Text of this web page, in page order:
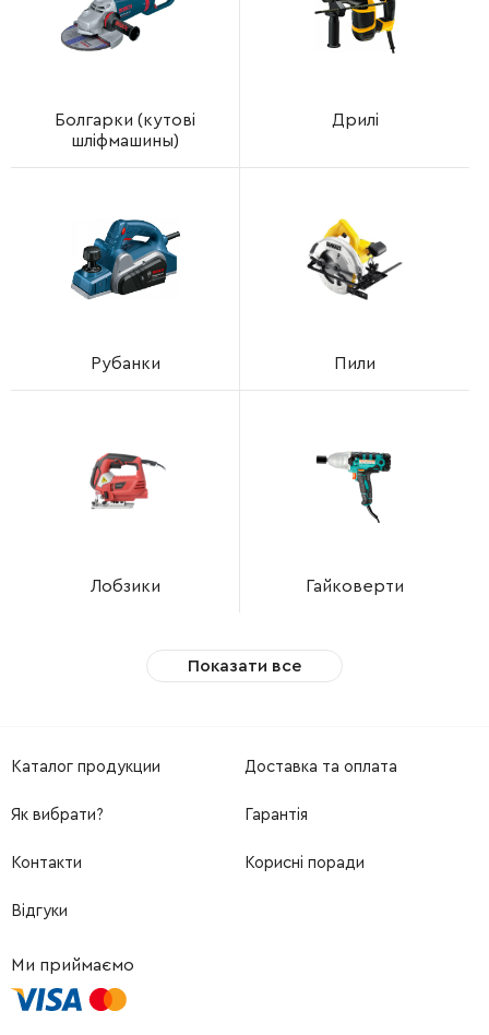
Болгарки (кутові
шліфмашины)
Дрилі
Рубанки Пили
Лобзики Гайковерти
Показати все
Каталог продукции Доставка та оплата
Як вибрати? Гарантія
Контакти Корисні поради
Відгуки
Ми приймаємо